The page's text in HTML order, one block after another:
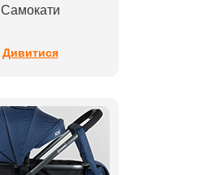
Самокати
Дивитися